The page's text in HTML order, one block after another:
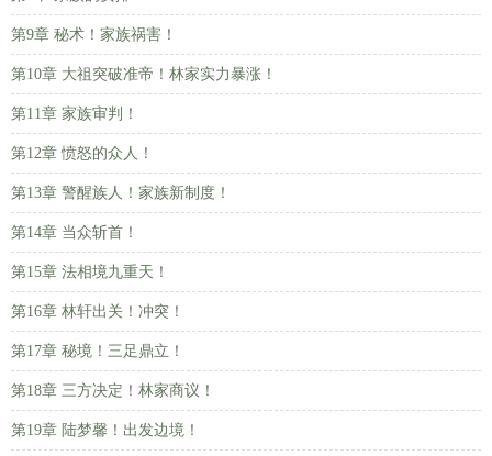
第9章 秘术！家族祸害！
第10章 大祖突破准帝！林家实力暴涨！
第11章 家族审判！
第12章 愤怒的众人！
第13章 警醒族人！家族新制度！
第14章 当众斩首！
第15章 法相境九重天！
第16章 林轩出关！冲突！
第17章 秘境！三足鼎立！
第18章 三方决定！林家商议！
第19章 陆梦馨！出发边境！